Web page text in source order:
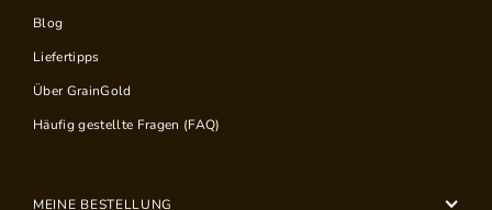
Blog
Liefertipps
Über GrainGold
Häufig gestellte Fragen (FAQ)
MEINE BESTELLUNG